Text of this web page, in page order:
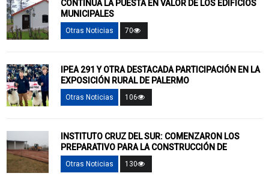
CONTINÚA LA PUESTA EN VALOR DE LOS EDIFICIOS
MUNICIPALES
Otras Noticias 70
IPEA 291 Y OTRA DESTACADA PARTICIPACIÓN EN LA
EXPOSICIÓN RURAL DE PALERMO
Otras Noticias 106
INSTITUTO CRUZ DEL SUR: COMENZARON LOS
PREPARATIVO PARA LA CONSTRUCCIÓN DE
Otras Noticias 130